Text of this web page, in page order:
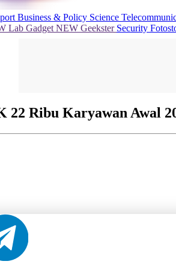
Business & Policy Science
Lab Gadget NEW Geekster Security
Ribu Karyawan Awal